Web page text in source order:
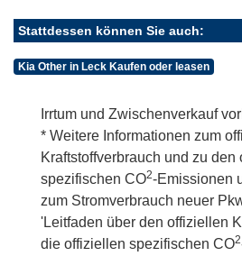
Stattdessen können Sie auch:
Kia Other in Leck Kaufen oder leasen
Irrtum und Zwischenverkauf
* Weitere Informationen zum
Kraftstoffverbrauch und zu den
spezifischen CO2-Emissionen
zum Stromverbrauch neuer
'Leitfaden über den offiziellen
die offiziellen spezifischen CO2